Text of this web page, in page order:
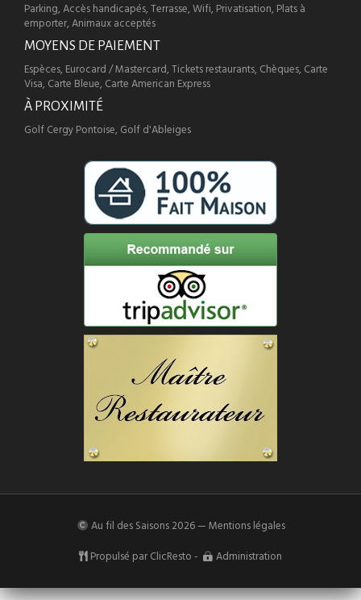
Parking, Accès handicapés, Terrasse, Wifi, Privatisation, Plats à
emporter, Animaux acceptés
MOYENS DE PAIEMENT
Espèces, Eurocard / Mastercard, Tickets restaurants, Chèques, Carte
Visa, Carte Bleue, Carte American Express
À PROXIMITÉ
Golf Cergy Pontoise, Golf d'Ableiges
Au fil des Saisons 2026 —Mentions légales
Propulsé par ClicResto - Administration